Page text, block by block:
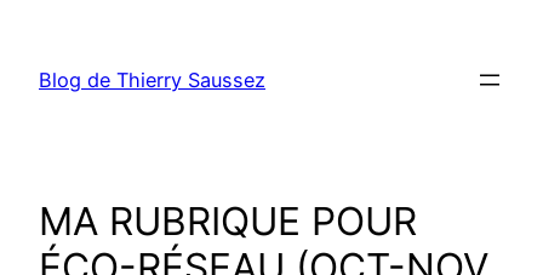
contenu
Blog de Thierry Saussez
MA RUBRIQUE POUR